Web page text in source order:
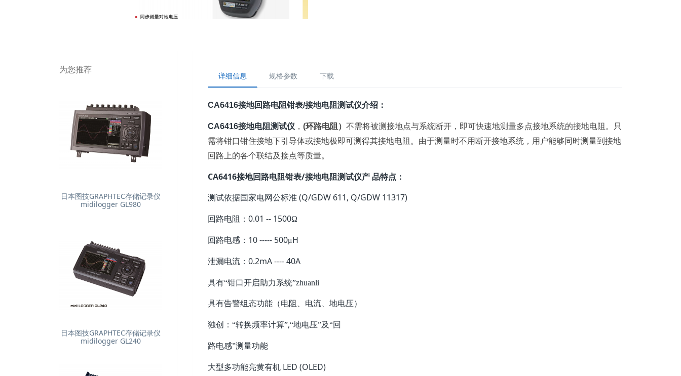
详细信息 规格参数 下载
CA6416接地回路电阻钳表/接地电阻测试仪介绍：
CA6416接地电阻测试仪 ， (环路电阻） 不需将被测接地点与系统断开，即可快速地测量多点接地系统的接地电阻。只
需将钳口钳住接地下引导体或接地极即可测得其接地电阻。由于测量时不用断开接地系统，用户能够同时测量到接地
回路上的各个联结及接点等质量。
CA6416接地回路电阻钳表/接地电阻测试仪产 品特点：
测试依据国家电网公标准(Q/GDW 611, Q/GDW 11317)
回路电阻： 0.01 -- 1500Ω
回路电感： 10 ----- 500μH
泄漏电流： 0.2mA ---- 40A
具有“钳口开启助力系统”zhuanli
具有告警组态功能（电阻、电流、地电压）
独创：“转换频率计算”,“地电压”及“回
路电感”测量功能
大型多功能亮黄有机LED (OLED)
为您推荐
日本图技GRAPHTEC存储记录仪
midilogger GL980
日本图技GRAPHTEC存储记录仪
midilogger GL240